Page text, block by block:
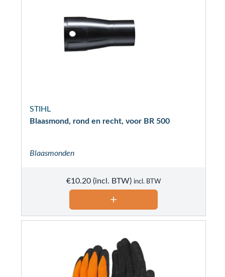
STIHL
Blaasmond, rond en recht, voor BR 500
Blaasmonden
€10.20 incl. BTW